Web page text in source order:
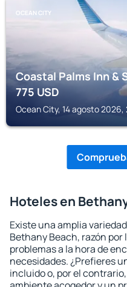
OCEAN CITY
Coastal Palms Inn &
775USD
Ocean City, 14 agosto 2026,
Hoteles en
Existe una amplia
Bethany Beach, razón
problemas a la hora de
necesidades. ¿Prefieres
incluido o, por el